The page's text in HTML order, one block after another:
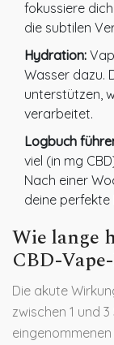
fokussiere
die subtilen
Hydration:
Wasser dazu.
unterstützen,
verarbeitet.
Logbuch
viel (in mg
Nach einer
deine perfekte
Wie lange
CBD-
Die akute
zwischen 1 und